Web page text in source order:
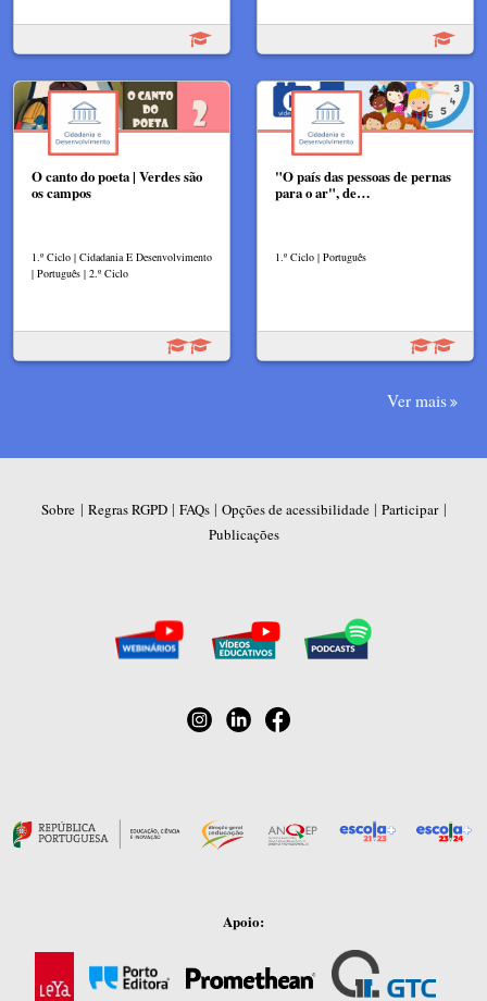
O canto do poeta | Verdes são
os campos
1.º Ciclo | Cidadania E Desenvolvimento
| Português | 2.º Ciclo
"O país das pessoas de pernas
para o ar", de…
1.º Ciclo | Português
Ver mais
Sobre | Regras RGPD| FAQs| Opções de acessibilidade| Participar|
Publicações
Apoio: